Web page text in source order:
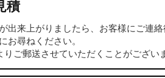
積
出来上がりましたら、お客様にご連
お尋ねください。
りご郵送させていただくことがござい